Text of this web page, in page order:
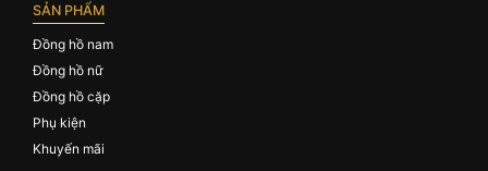
SẢN PHẨM
Đồng hồ nam
Đồng hồ nữ
Đồng hồ cặp
Phụ kiện
Khuyến mãi